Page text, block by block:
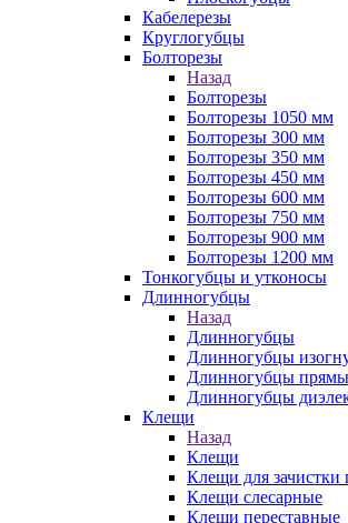
Кабелерезы
Круглогубцы
Болторезы
Назад
Болторезы
Болторезы 1050 мм
Болторезы 300 мм
Болторезы 350 мм
Болторезы 450 мм
Болторезы 600 мм
Болторезы 750 мм
Болторезы 900 мм
Болторезы 1200 мм
Тонкогубцы и утконосы
Длинногубцы
Назад
Длинногубцы
Длинногубцы
Длинногубцы
Длинногубцы
Клещи
Назад
Клещи
Клещи для зачистки
Клещи слесарные
Клещи переставные